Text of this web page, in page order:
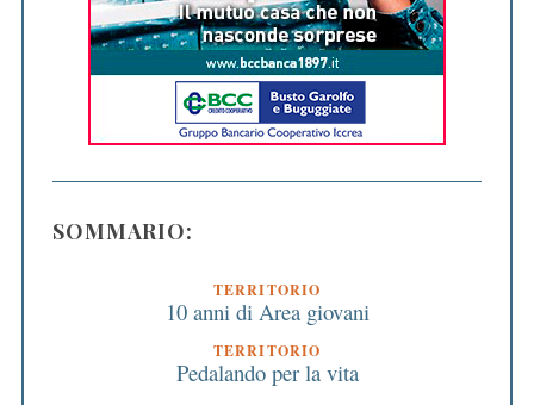
SOMMARIO:
TERRITORIO
10 anni di Area giovani
TERRITORIO
Pedalando per la vita